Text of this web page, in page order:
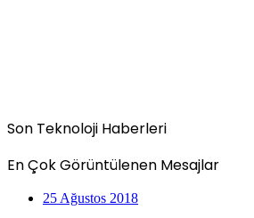
Son Teknoloji Haberleri
En Çok Görüntülenen Mesajlar
25 Ağustos 2018